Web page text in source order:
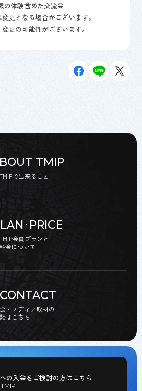
の体験含めた交流会
更となる場合がございます。
更の可能性がございます。
TMIP
で出来ること
･PRICE
会員プランと
料金について
CONTACT
・メディア取材の
はこちら
の入会をご検討の方はこちら